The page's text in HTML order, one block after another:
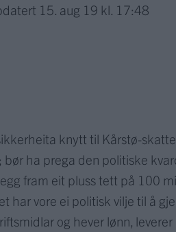
15. aug 19 kl. 17:48
knytt til Kårstø-
ha prega den politiske
fram eit pluss tett på 100
har vore ei politisk vilje til å
og hever lønn,